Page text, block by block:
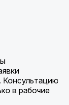
Консультацию
в рабочие